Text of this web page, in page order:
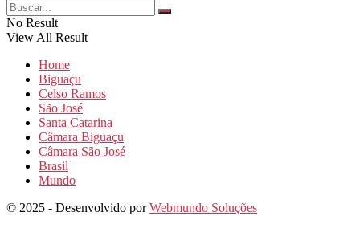
No Result
View All Result
Home
Biguaçu
Celso Ramos
São José
Santa Catarina
Câmara Biguaçu
Câmara São José
Brasil
Mundo
© 2025 - Desenvolvido porWebmundo Soluções